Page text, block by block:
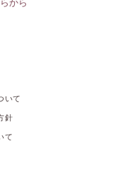
から
いて
針
て